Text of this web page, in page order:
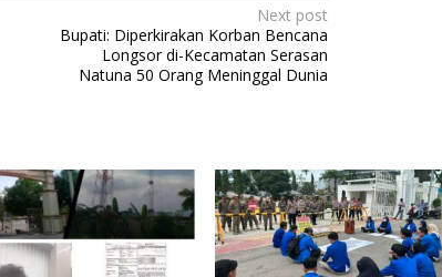
Next post
Bupati: Diperkirakan Korban Bencana
Longsor di-Kecamatan Serasan
Natuna 50 Orang Meninggal Dunia